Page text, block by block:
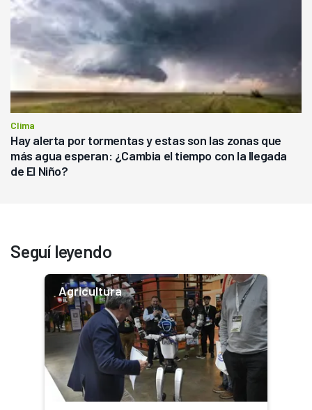
Clima
Hay alerta por tormentas y estas son las zonas que
más agua esperan: ¿Cambia el tiempo con la llegada
de El Niño?
Seguí leyendo
Agricultura